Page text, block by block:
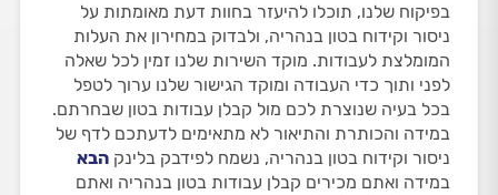
בפיקוח שלנו, תוכלו להיעזר בחוות דעת מאומתות על
ניסור וקידוח בטון בנהריה, ולבדוק במחירון את העלות
המומלצת לעבודות. מוקד השירות שלנו זמין לכל שאלה
לפני ותוך כדי העבודה ומוקד הגישור שלנו ערוך לטפל
בכל בעיה שנוצרת לכם מול קבלן עבודות בטון שבחרתם.
במידה והכותרת והתיאור לא מתאימים לדעתכם לדף של
ניסור וקידוח בטון בנהריה, נשמח לפידבק בלינק הבא
במידה ואתם מכירים קבלן עבודות בטון בנהריה ואתם